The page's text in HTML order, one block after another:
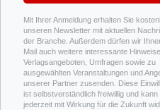
Mit Ihrer Anmeldung erhalten Sie
unseren Newsletter mit aktuellen
der Branche. Außerdem dürfen wir
Mail auch weitere interessante
Verlagsangeboten, Umfragen sowie zu
ausgewählten Veranstaltungen und
unserer Partner zusenden. Diese
ist selbstverständlich freiwillig und kann
jederzeit mit Wirkung für die Zukunft